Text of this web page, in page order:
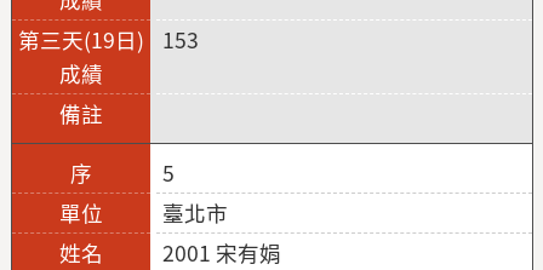
153
5
臺北市
2001 宋有娟